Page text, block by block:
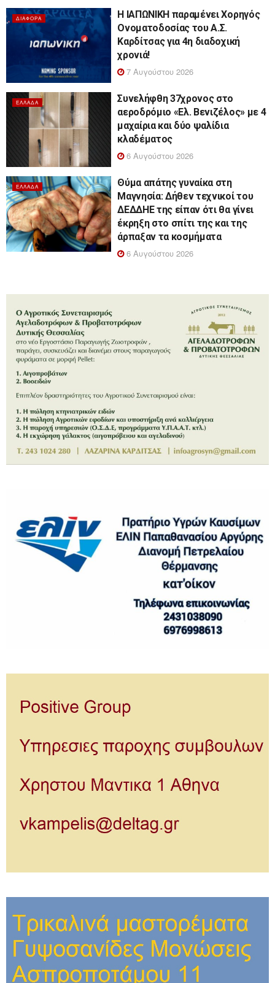
ΔΙΆΦΟΡΑ
Η ΙΑΠΩΝΙΚΗ παραμένει Χορηγός
Ονοματοδοσίας του Α.Σ.
Καρδίτσας για 4η διαδοχική
χρονιά!
7 Αυγούστου 2026
ΕΛΛΆΔΑ
Συνελήφθη 37χρονος στο
αεροδρόμιο «Ελ. Βενιζέλος» με 4
μαχαίρια και δύο ψαλίδια
κλαδέματος
6 Αυγούστου 2026
ΕΛΛΆΔΑ
Θύμα απάτης γυναίκα στη
Μαγνησία: Δήθεν τεχνικοί του
ΔΕΔΔΗΕ της είπαν ότι θα γίνει
έκρηξη στο σπίτι της και της
άρπαξαν τα κοσμήματα
6 Αυγούστου 2026